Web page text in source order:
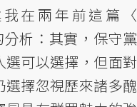
在兩年前這篇〈
分析：其實，保守黨
選可以選擇，但面對
擇忽視歷來諸多醜